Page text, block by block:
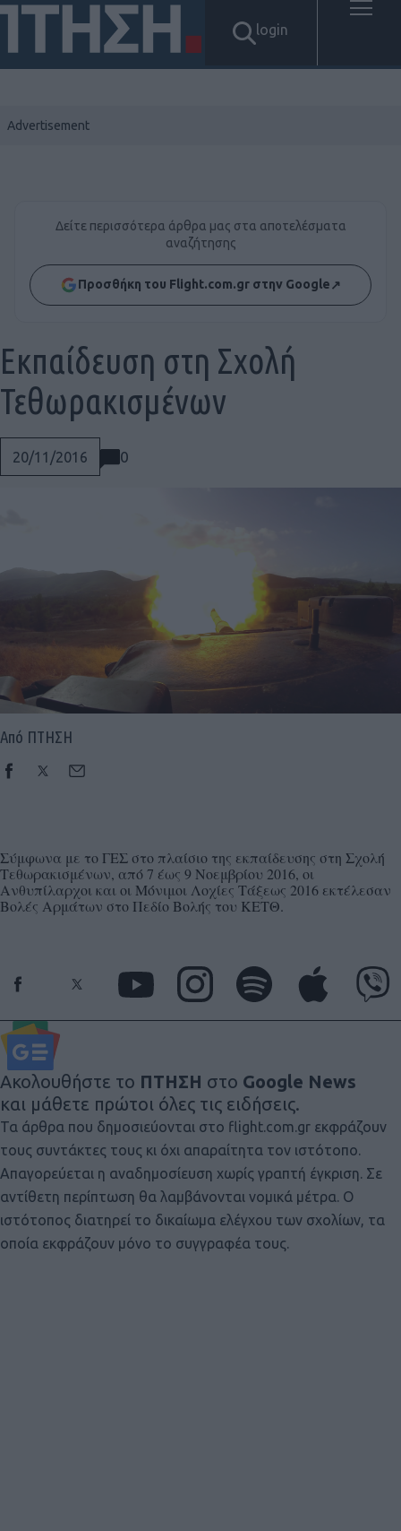
login
Δείτε περισσότερα άρθρα μας στα αποτελέσματα
αναζήτησης
Προσθήκη του Flight.com.gr στην Google↗
20/11/2016 0
Εκπαίδευση στη Σχολή
Τεθωρακισμένων
Από ΠΤΗΣΗ
Σύμφωνα με το ΓΕΣ στο πλαίσιο της εκπαίδευσης στη Σχολή
Τεθωρακισμένων, από 7 έως 9 Νοεμβρίου 2016, οι
Ανθυπίλαρχοι και οι Μόνιμοι Λοχίες Τάξεως 2016 εκτέλεσαν
Βολές Αρμάτων στο Πεδίο Βολής του ΚΕΤΘ.
Ακολουθήστε το ΠΤΗΣΗ στο Google News
και μάθετε πρώτοι όλες τις ειδήσεις.
Τα άρθρα που δημοσιεύονται στο flight.com.gr εκφράζουν
τους συντάκτες τους κι όχι απαραίτητα τον ιστότοπο.
Απαγορεύεται η αναδημοσίευση χωρίς γραπτή έγκριση. Σε
αντίθετη περίπτωση θα λαμβάνονται νομικά μέτρα. Ο
ιστότοπος διατηρεί το δικαίωμα ελέγχου των σχολίων, τα
οποία εκφράζουν μόνο το συγγραφέα τους.